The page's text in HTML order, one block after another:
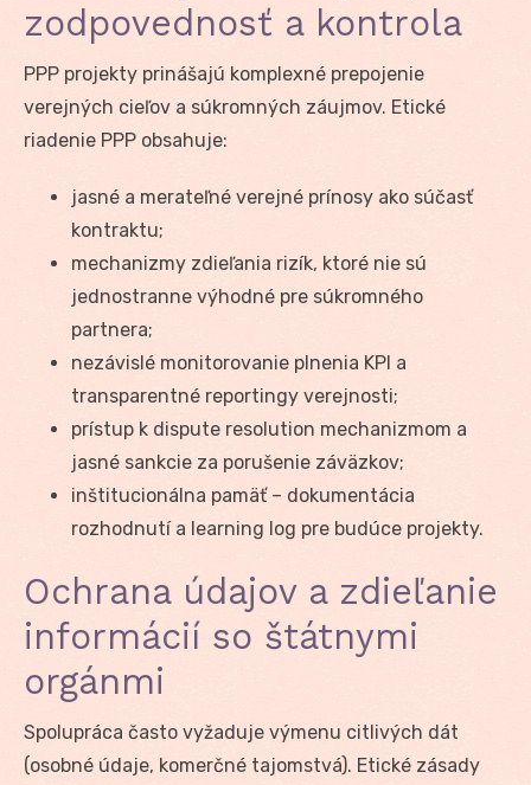
zodpovednosť a kontrola
PPP projekty prinášajú komplexné prepojenie
verejných cieľov a súkromných záujmov. Etické
riadenie PPP obsahuje:
jasné a merateľné verejné prínosy ako súčasť
kontraktu;
mechanizmy zdieľania rizík, ktoré nie sú
jednostranne výhodné pre súkromného
partnera;
nezávislé monitorovanie plnenia KPI a
transparentné reportingy verejnosti;
prístup k dispute resolution mechanizmom a
jasné sankcie za porušenie záväzkov;
inštitucionálna pamäť – dokumentácia
rozhodnutí a learning log pre budúce projekty.
Ochrana údajov a zdieľanie
informácií so štátnymi
orgánmi
Spolupráca často vyžaduje výmenu citlivých dát
(osobné údaje, komerčné tajomstvá). Etické zásady